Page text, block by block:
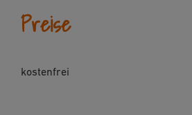
Preise
kostenfrei